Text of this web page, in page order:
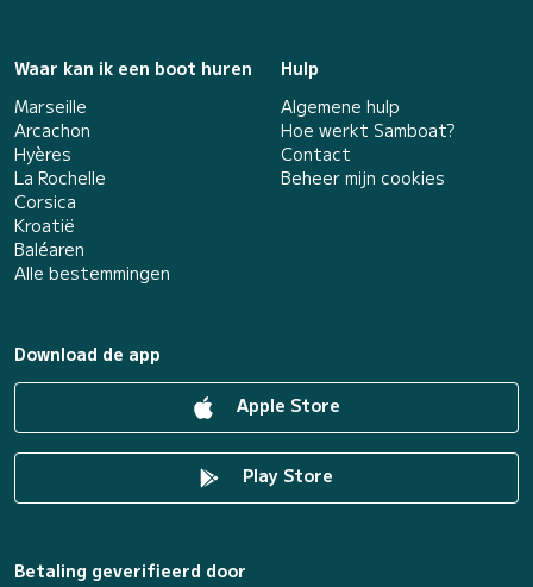
Waar kan ik een boot huren
Marseille
Arcachon
Hyères
La Rochelle
Corsica
Kroatië
Baléaren
Alle bestemmingen
Hulp
Algemene hulp
Hoe werkt Samboat?
Contact
Beheer mijn cookies
Download de app
Apple Store
Play Store
Betaling geverifieerd door